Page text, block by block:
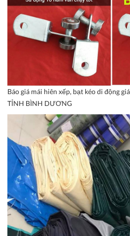
Báo giá mái hiên xếp, bạt kéo di động
TỈNH BÌNH DƯƠNG